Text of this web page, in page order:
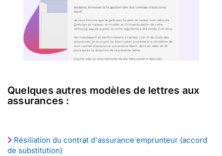
Quelques autres modèles de lettres aux
assurances :
Résiliation du contrat d'assurance emprunteur (accord
de substitution)